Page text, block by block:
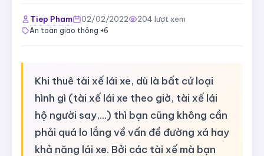
Tiep Pham 02/02/2022 204 lượt xem
An toàn giao thông +6
Khi thuê tài xế lái xe, dù là bất cứ loại
hình gì (tài xế lái xe theo giờ, tài xế lái
hộ người say,…) thì bạn cũng không cần
phải quá lo lắng về vấn đề đường xá hay
khả năng lái xe. Bởi các tài xế mà bạn